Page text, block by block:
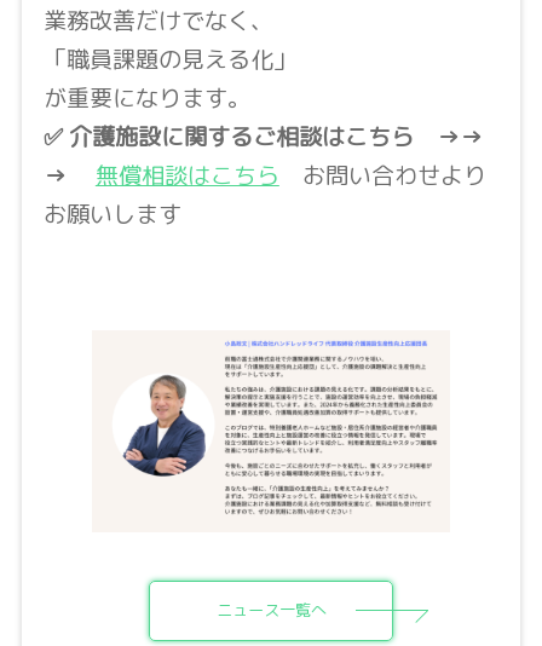
業務改善だけでなく、
「職員課題の見える化」
が重要になります。
✅ 介護施設に関するご相談はこちら
→→
→ 無償相談はこちら お問い合わせより
お願いします
ニュース一覧へ